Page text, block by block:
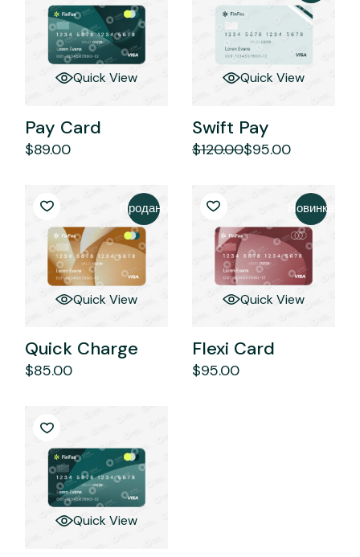
Quick View
Pay Card
$89.00
Quick View
Swift Pay
$120.00
Оригінальна
$95.00
Поточна
Продано
Quick View
Quick Charge
$85.00
Новинка
Quick View
Flexi Card
$95.00
Quick View